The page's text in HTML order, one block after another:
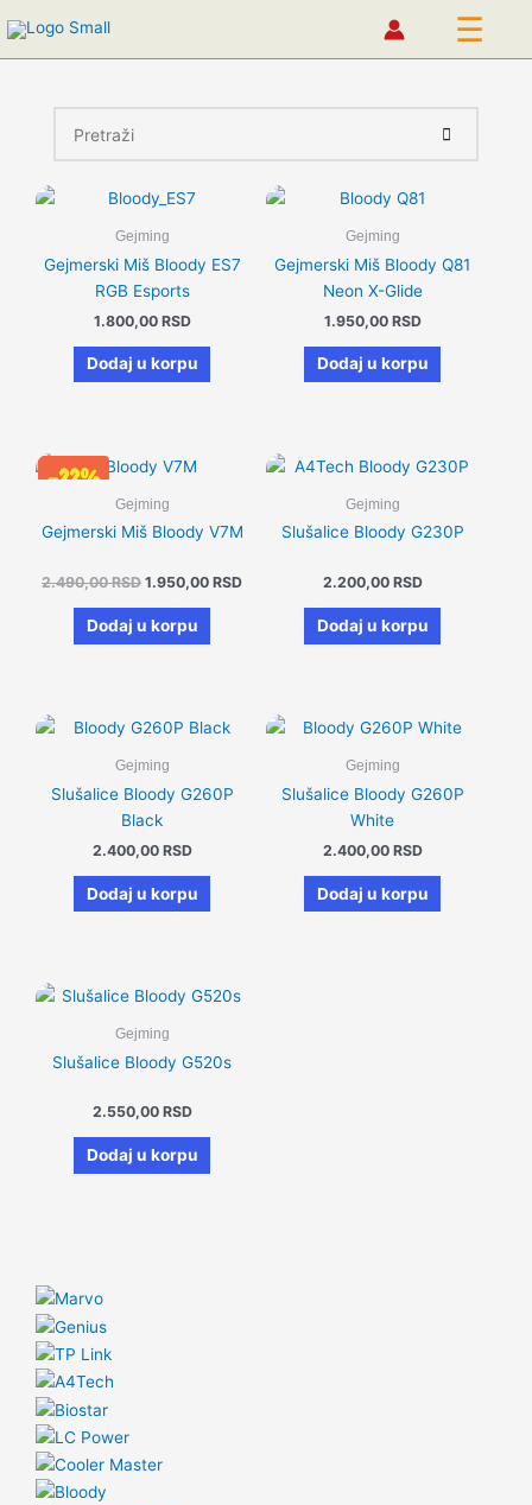
☰
Gejming
Gejmerski Miš Bloody ES7
RGB Esports
1.800,00 RSD
Dodaj u korpu
Gejming
Gejmerski Miš Bloody Q81
Neon X-Glide
1.950,00 RSD
Dodaj u korpu
-22%
Gejming
Gejmerski Miš Bloody V7M
2.490,00RSD
Originalna
cena
je
bila:
2.490,00 RSD.
1.950,00 RSD
Trenutna
Dodaj u korpu
Gejming
Slušalice Bloody G230P
2.200,00 RSD
Dodaj u korpu
Gejming
Slušalice Bloody G260P
Black
2.400,00 RSD
Dodaj u korpu
Gejming
Slušalice Bloody G260P
White
2.400,00 RSD
Dodaj u korpu
Gejming
Slušalice Bloody G520s
2.550,00 RSD
Dodaj u korpu